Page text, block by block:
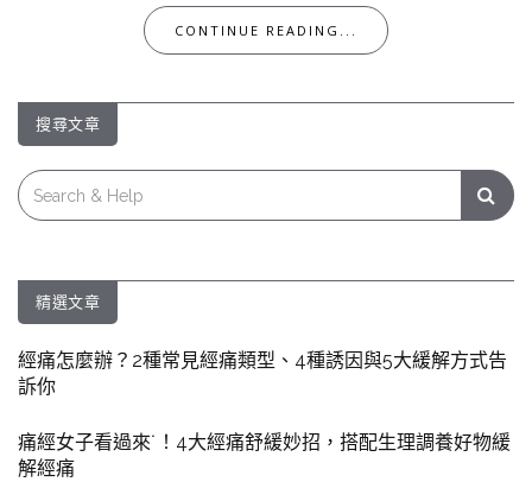
CONTINUE READING...
搜尋文章
Search
for:
精選文章
經痛怎麼辦？2種常見經痛類型、4種誘因與5大緩解方式告
訴你
痛經女子看過來˙！4大經痛舒緩妙招，搭配生理調養好物緩
解經痛